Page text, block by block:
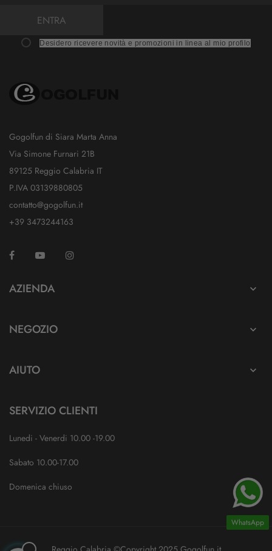
ENTRA
Desidero ricevere novità e promozioni in linea al mio profilo
Gogolfun di Siara Marta Anna
Via Simone Furnari 21B
89125 Reggio Calabria IT
P.IVA 03139880805
contatto@gogolfun.it
+39 3473244163
Facebook YouTube
AZIENDA 
NEGOZIO 
AIUTO 
SERVIZIO CLIENTI
Lunedi - Venerdi 10.00 -19.00
Sabato 10.00-17.00
Domenica chiuso
WhatsApp